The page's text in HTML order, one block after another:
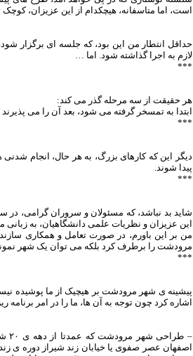
است، اما متاسفانه، هیچکدام از این عزیزان،
حداقل انتطار من این بود، که جلسه ای برگزار
لازم به اجرا گذاشته شود. اما …
***
هر حقیقت از سه مرحله گذر می کند:
ابتدا به تمسخر گرفته می شود، بعد آن را می
***
دیگر این که کارهای بزرگ، به هر حال، انجام
پیدا شوند.
***
شاید بد نباشد، که مسئولان و سروران گرامی، در
این عزیزان و نظریات علمی دانشگاهیان، به
من بر این باورم، در صورت تعامل و همکاری
مرودشت را برطرف کرد بلکه می توان یک شهر
***
پیشینه ی شهر مرودشت بر هیچیک از ما پوشیده
اشاره کرد چون توجه به آن ها، ما را در امر برنامه
–
اصفهان عصر صفوی یا خیابان زند شیراز دوره ی